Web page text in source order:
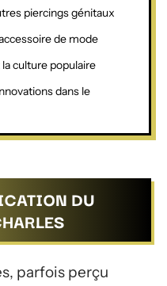
piercings génitaux
de mode
la culture populaire
dans le
DU
parfois perçu